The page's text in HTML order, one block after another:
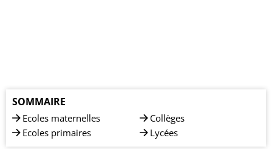
SOMMAIRE
Ecoles maternelles
Ecoles primaires
Collèges
Lycées